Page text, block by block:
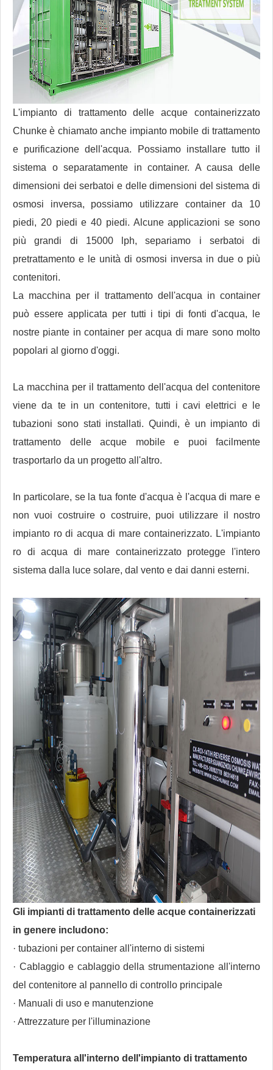
L'impianto di trattamento delle acque containerizzato
Chunke è chiamato anche impianto mobile di trattamento
e purificazione dell'acqua. Possiamo installare tutto il
sistema o separatamente in container. A causa delle
dimensioni dei serbatoi e delle dimensioni del sistema di
osmosi inversa, possiamo utilizzare container da 10
piedi, 20 piedi e 40 piedi. Alcune applicazioni se sono
più grandi di 15000 lph, separiamo i serbatoi di
pretrattamento e le unità di osmosi inversa in due o più
contenitori.
La macchina per il trattamento dell'acqua in container
può essere applicata per tutti i tipi di fonti d'acqua, le
nostre piante in container per acqua di mare sono molto
popolari al giorno d'oggi.
La macchina per il trattamento dell'acqua del contenitore
viene da te in un contenitore, tutti i cavi elettrici e le
tubazioni sono stati installati. Quindi, è un impianto di
trattamento delle acque mobile e puoi facilmente
trasportarlo da un progetto all'altro.
In particolare, se la tua fonte d'acqua è l'acqua di mare e
non vuoi costruire o costruire, puoi utilizzare il nostro
impianto ro di acqua di mare containerizzato. L'impianto
ro di acqua di mare containerizzato protegge l'intero
sistema dalla luce solare, dal vento e dai danni esterni.
Gli impianti di trattamento delle acque containerizzati
in genere includono:
· tubazioni per container all'interno di sistemi
· Cablaggio e cablaggio della strumentazione all'interno
del contenitore al pannello di controllo principale
· Manuali di uso e manutenzione
· Attrezzature per l'illuminazione
Temperatura all'interno dell'impianto di trattamento